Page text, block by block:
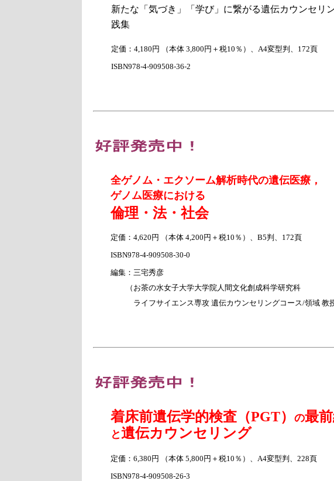
新たな「気づき」「学び」に繋がる遺伝カウンセリ
践集
定価：4,180円 （本体 3,800円＋税10％）、A4変型判、172頁
ISBN978-4-909508-36-2
全ゲノム・エクソーム解析時代の遺伝医療，
ゲノム医療における
倫理・法・社会
定価：4,620円 （本体 4,200円＋税10％）、B5判、172頁
ISBN978-4-909508-30-0
編集：三宅秀彦
（お茶の水女子大学大学院人間文化創成科学研究科
ライフサイエンス専攻 遺伝カウンセリングコース/領域 教授
着床前遺伝学的検査（PGT） の最
と遺伝カウンセリング
定価：6,380円 （本体 5,800円＋税10％）、A4変型判、228頁
ISBN978-4-909508-26-3